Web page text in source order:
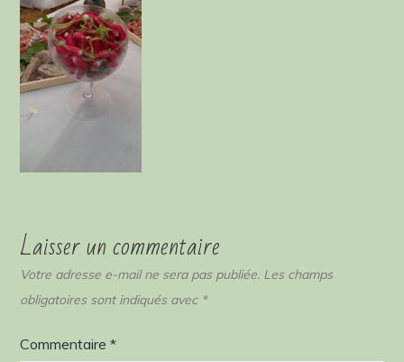
Laisser un commentaire
Votre adresse e-mail ne sera pas publiée. Les champs
obligatoires sont indiqués avec *
Commentaire*